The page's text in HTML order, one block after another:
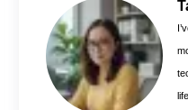
k
e
s
t
A
p
p